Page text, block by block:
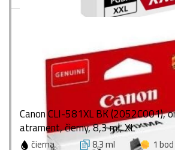
Canon CLI-581XL BK (2052C001),
atrament, čierny, 8,3 ml, XL
čierna 8,3 ml
1 bod